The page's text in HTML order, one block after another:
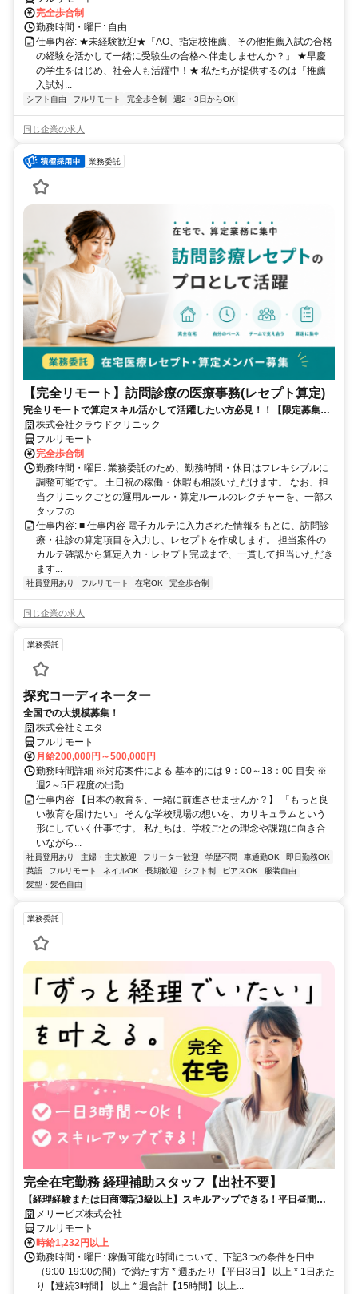
完全歩合制
勤務時間・曜日: 自由
仕事内容: ★未経験歓迎★「AO、指定校推薦、その他推薦入試の合格
の経験を活かして一緒に受験生の合格へ伴走しませんか？」 ★早慶
の学生をはじめ、社会人も活躍中！★ 私たちが提供するのは「推薦
入試対...
シフト自由 フルリモート 完全歩合制 週2・3日からOK
同じ企業の求人
業務委託
【完全リモート】訪問診療の医療事務(レセプト算定)
完全リモートで算定スキル活かして活躍したい方必見！！【限定募集】
完全リモート｜在宅医療レセプト算定（成果報酬型／業務委託）
株式会社クラウドクリニック
フルリモート
完全歩合制
勤務時間・曜日: 業務委託のため、勤務時間・休日はフレキシブルに
調整可能です。 土日祝の稼働・休暇も相談いただけます。 なお、担
当クリニックごとの運用ルール・算定ルールのレクチャーを、一部ス
タッフの...
仕事内容: ■ 仕事内容 電子カルテに入力された情報をもとに、訪問診
療・往診の算定項目を入力し、レセプトを作成します。 担当案件の
カルテ確認から算定入力・レセプト完成まで、一貫して担当いただき
ます...
社員登用あり フルリモート 在宅OK 完全歩合制
同じ企業の求人
業務委託
探究コーディネーター
全国での大規模募集！
株式会社ミエタ
フルリモート
月給200,000円～500,000円
勤務時間詳細 ※対応案件による 基本的には 9：00～18：00 目安 ※
週2～5日程度の出勤
仕事内容 【日本の教育を、一緒に前進させませんか？】 「もっと良
い教育を届けたい」 そんな学校現場の想いを、カリキュラムという
形にしていく仕事です。 私たちは、学校ごとの理念や課題に向き合
いながら...
社員登用あり 主婦・主夫歓迎 フリーター歓迎 学歴不問 車通勤OK
即日勤務OK
英語
フルリモート ネイルOK 長期歓迎 シフト制 ピアスOK
服装自由
髪型・髪色自由
業務委託
完全在宅勤務 経理補助スタッフ【出社不要】
【経理経験または日商簿記3級以上】スキルアップできる！平日昼間３h
～。完全在宅で育児・介護中の方も大歓迎♪
メリービズ株式会社
フルリモート
時給1,232円以上
勤務時間・曜日: 稼働可能な時間について、下記3つの条件を日中
（9:00-19:00の間）で満たす方 * 週あたり【平日3日】 以上 * 1日あた
り【連続3時間】 以上 * 週合計【15時間】以上...